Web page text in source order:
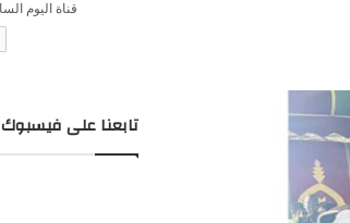
تابعنا على فيسبوك